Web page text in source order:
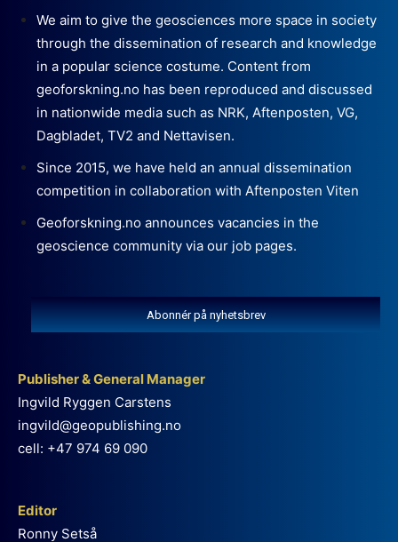
We aim to give the geosciences more space in society
through the dissemination of research and knowledge
in a popular science costume. Content from
geoforskning.no has been reproduced and discussed
in nationwide media such as NRK, Aftenposten, VG,
Dagbladet, TV2 and Nettavisen.
Since 2015, we have held an annual dissemination
competition in collaboration with Aftenposten Viten
Geoforskning.no announces vacancies in the
geoscience community via our job pages.
Abonnér på nyhetsbrev
Publisher & General Manager
Ingvild Ryggen Carstens
ingvild@geopublishing.no
cell: +47 974 69 090
Editor
Ronny Setså